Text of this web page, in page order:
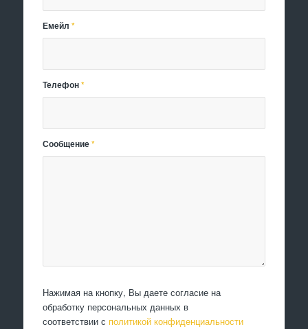
Емейл*
Телефон*
Сообщение*
Нажимая на кнопку, Вы даете согласие на
обработку персональных данных в
соответствии с политикой конфиденциальности